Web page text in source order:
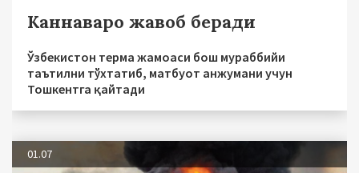
Каннаваро жавоб беради
Ўзбекистон терма жамоаси бош мураббийи
таътилни тўхтатиб, матбуот анжумани учун
Тошкентга қайтади
01.07